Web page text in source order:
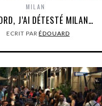
MILAN
J’AI DÉTESTÉ MILAN…
ECRIT PARÉDOUARD